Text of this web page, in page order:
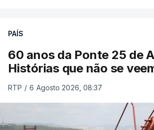
PAÍS
60 anos da Ponte 25 de
Histórias que não se
RTP / 6 Agosto 2026, 08:37